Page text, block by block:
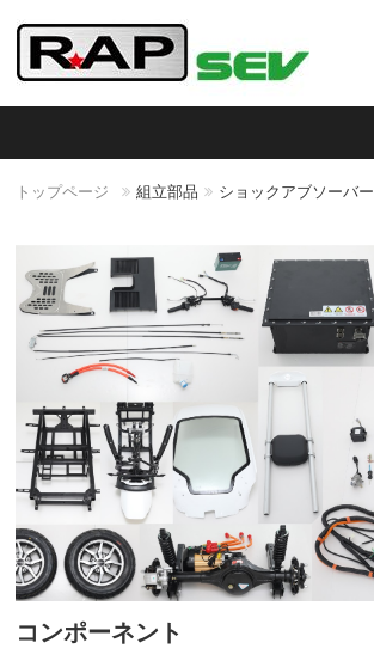
トップページ 組立部品 ショックアブソーバー
コンポーネント